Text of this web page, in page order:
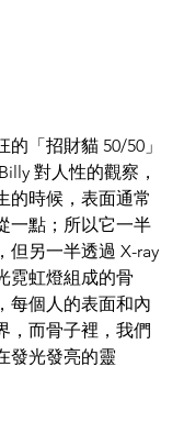
「招財貓 50/50」
對人性的觀察，
的時候，表面通常
一點；所以它一半
但另一半透過 X-ray
霓虹燈組成的骨
每個人的表面和內
，而骨子裡，我們
發光發亮的靈